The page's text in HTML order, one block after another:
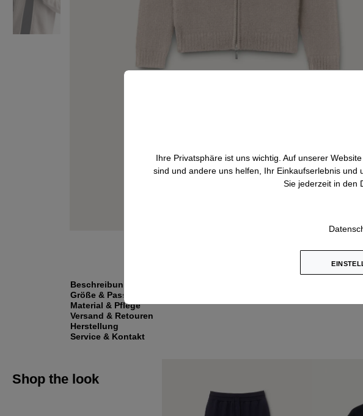
Beschreibung
Größe & Passform
Material & Pflege
Versand & Retouren
Herstellung
Service & Kontakt
Shop the look
Ihre Privatsphäre ist uns wichtig. Auf unserer
sind und andere uns helfen, Ihr Einkaufserlebnis
Sie jederzeit in den